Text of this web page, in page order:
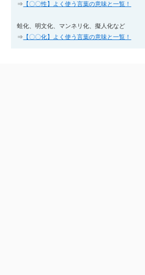
⇒
【〇〇性】よく使う言葉の意味と一覧！
蛙化、明文化、マンネリ化、擬人化など
⇒
【〇〇化】よく使う言葉の意味と一覧！